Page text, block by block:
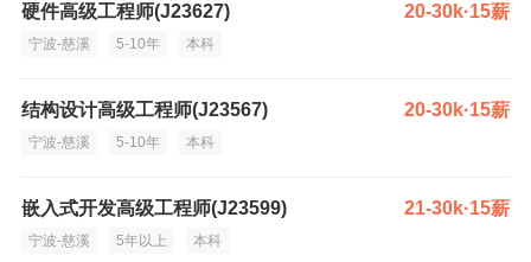
硬件高级工程师(J23627) 20-30k·15薪
宁波-慈溪 5-10年 本科
结构设计高级工程师(J23567) 20-30k·15薪
宁波-慈溪 5-10年 本科
嵌入式开发高级工程师(J23599) 21-30k·15薪
宁波-慈溪 5年以上 本科